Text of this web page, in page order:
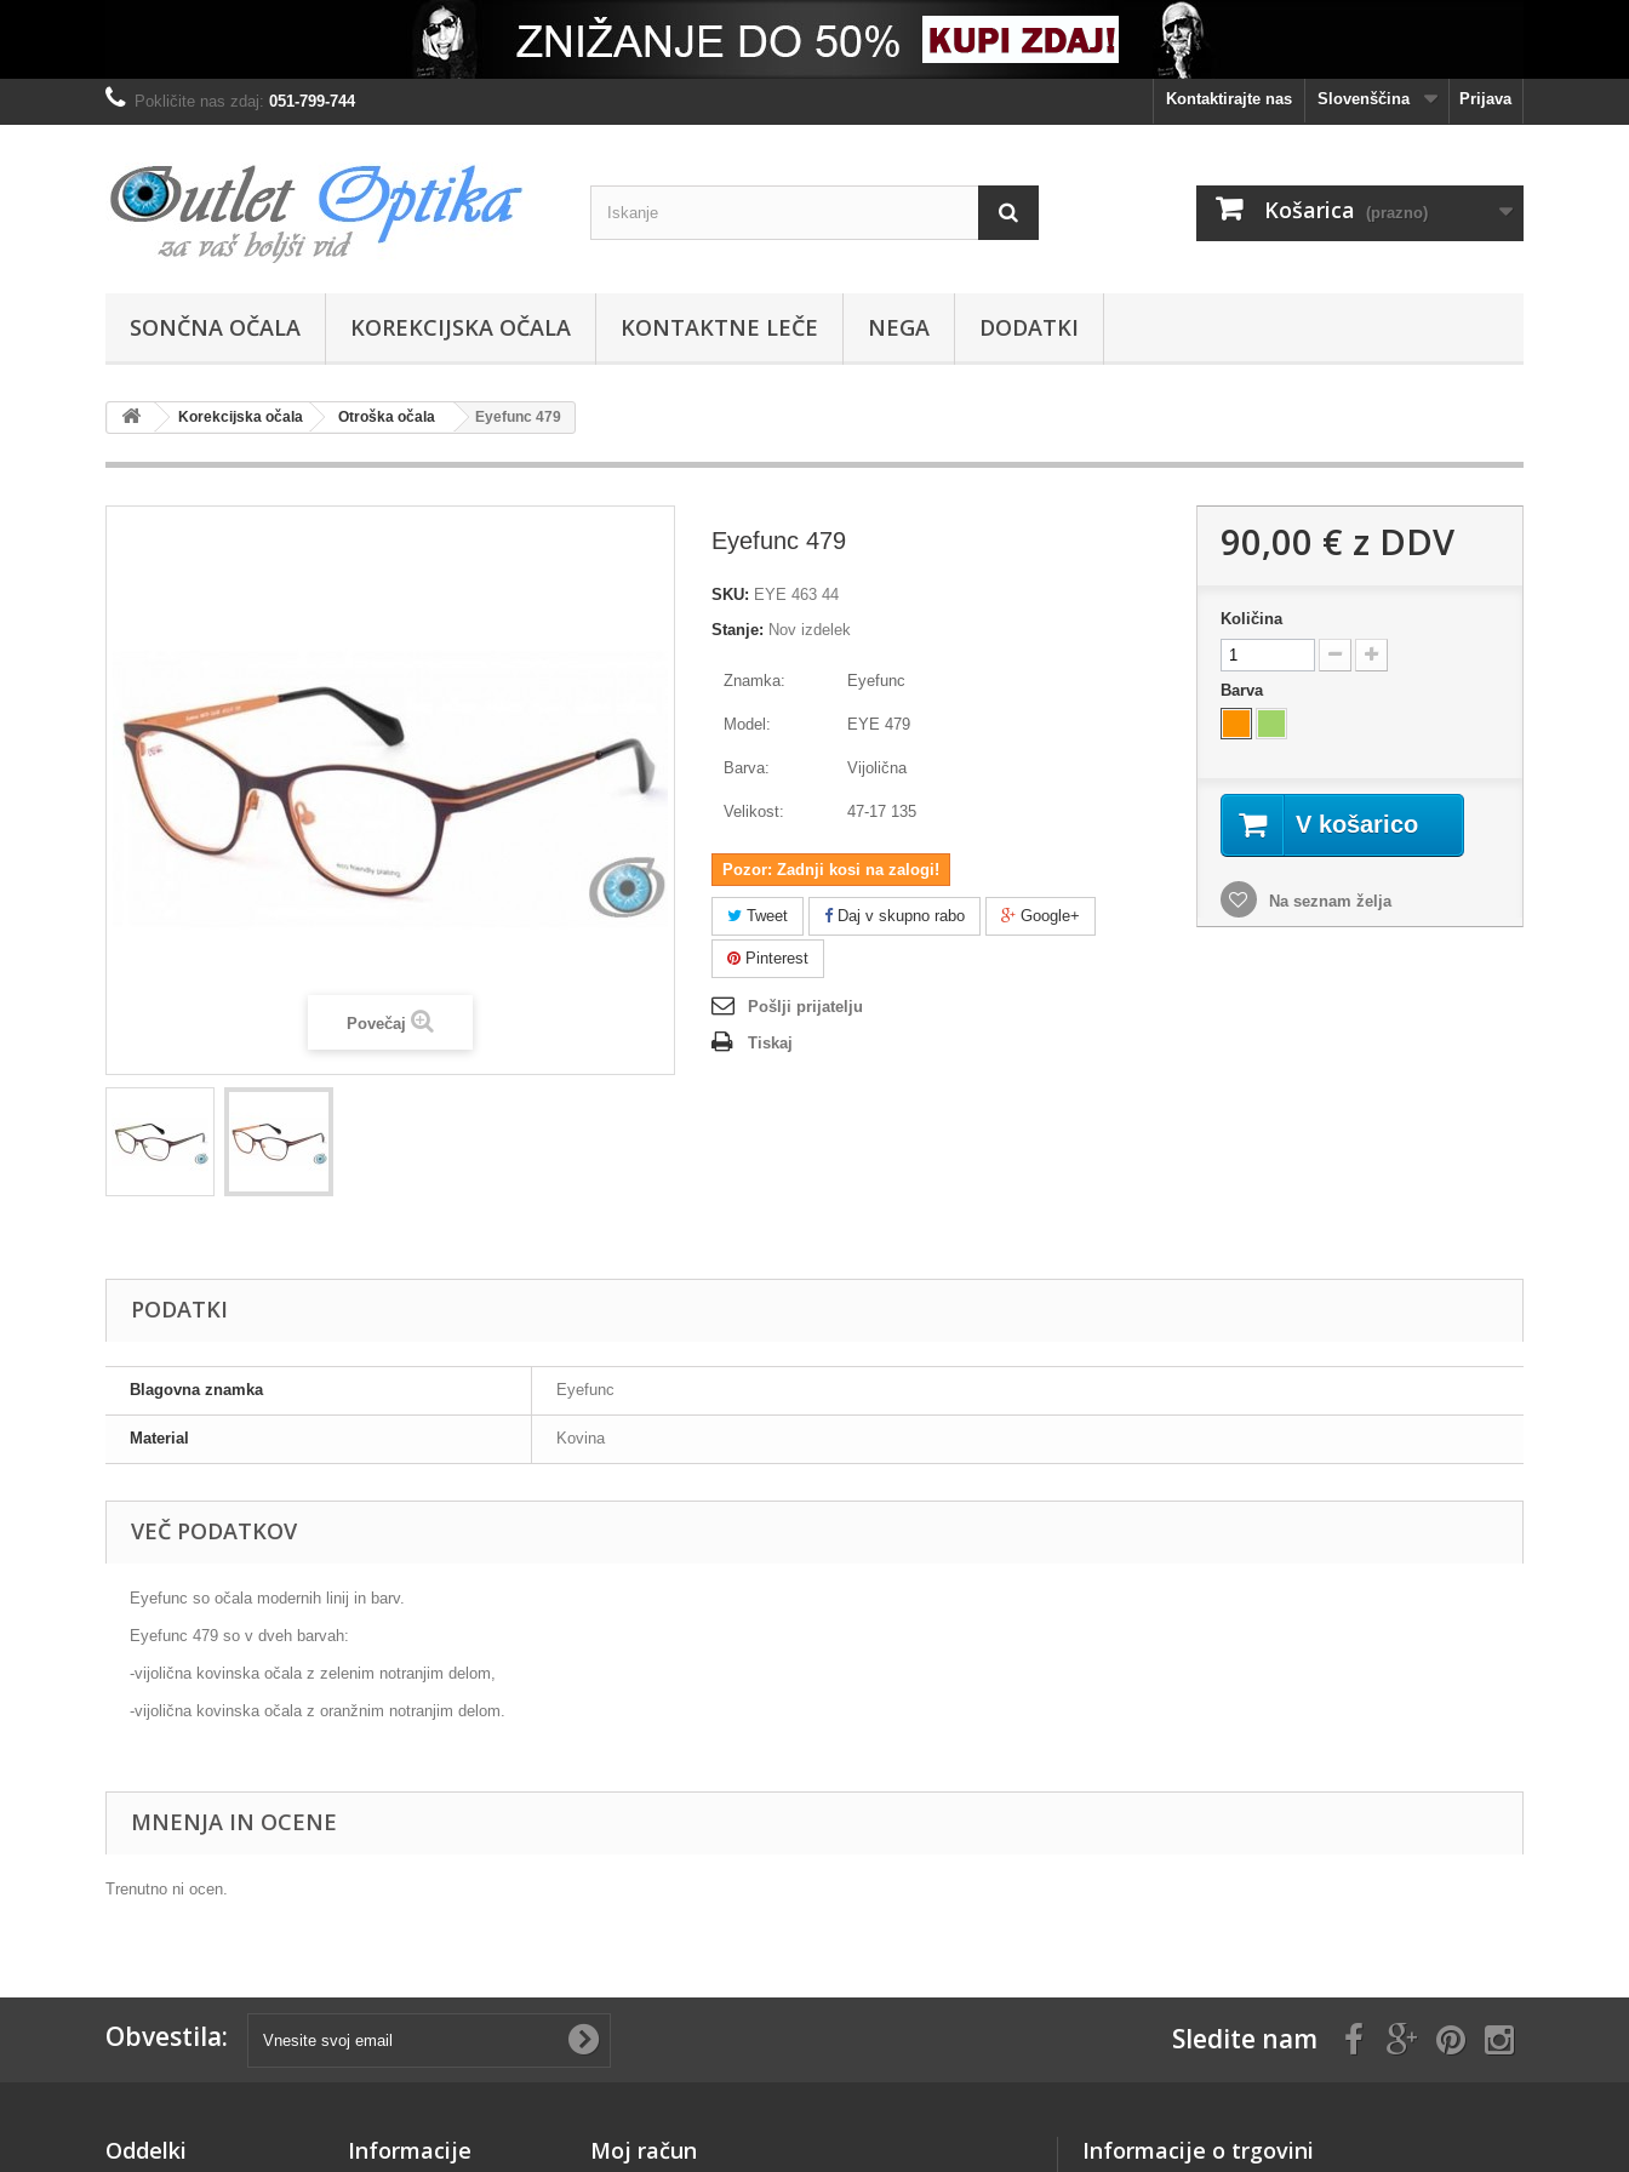
Prijava
Slovenščina
Kontaktirajte nas
Pokličite nas zdaj: 051-799-744
Košarica (prazno)
SONČNA OČALA KOREKCIJSKA OČALA KONTAKTNE LEČE NEGA DODATKI
Korekcijska očala Otroška očala Eyefunc 479
Povečaj
Eyefunc 479
SKU: EYE 463 44
Stanje: Nov izdelek
Znamka: Eyefunc
Model: EYE 479
Barva: Vijolična
Velikost: 47-17 135
Pozor: Zadnji kosi na zalogi!
Tweet Daj v skupno rabo Google+
Pinterest
Pošlji prijatelju
Tiskaj
90,00 € z DDV
Količina
Barva
V košarico
Na seznam želja
PODATKI
Blagovna znamka Eyefunc
Material Kovina
VEČ PODATKOV
Eyefunc so očala modernih linij in barv.
Eyefunc 479 so v dveh barvah:
-vijolična kovinska očala z zelenim notranjim delom,
-vijolična kovinska očala z oranžnim notranjim delom.
MNENJA IN OCENE
Trenutno ni ocen.
Obvestila: Sledite nam
Oddelki Informacije Moj račun Informacije o trgovini